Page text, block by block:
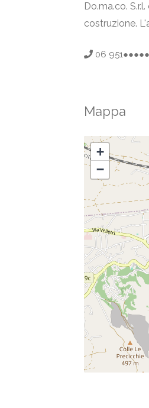
Do.ma.co.
costruzione.
06 951●●●●●
Mappa
+
−